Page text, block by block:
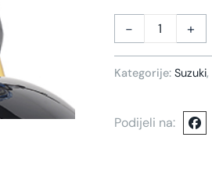
- +
Kategorije: Suzuki,
Podijeli na: